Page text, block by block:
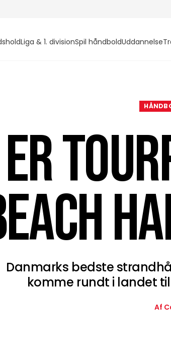
Liga & 1. divisionSpil håndboldUddannelse
Danmarks bedste
komme rundt i landet
Af